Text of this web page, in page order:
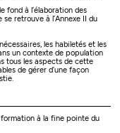
fond à l’élaboration des
retrouve à l’Annexe II du
les habiletés et les
un contexte de population
tous les aspects de cette
de gérer d’une façon
à la fine pointe du